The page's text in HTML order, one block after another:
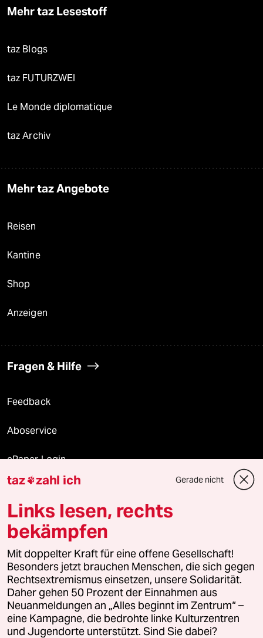
Mehr taz Lesestoff
taz Blogs
taz FUTURZWEI
Le Monde diplomatique
taz Archiv
Mehr taz Angebote
Reisen
Kantine
Shop
Anzeigen
Fragen & Hilfe
Feedback
Aboservice
ePaper Login
Downloads für Abonnierende
© 2026 taz Verlags und Vertriebs GmbH
Alle Rechte vorbehalten. Bei rechtlichen Fragen oder für Genehmigungen
wenden Sie sich bitte an lizenzen@taz.de
Feedback Redaktionsstatut Kommune-Richtlinien
Leitlinie Informant Datenschutz Impressum AGB
taz zahl ich Gerade nicht
Links lesen, rechts
bekämpfen
Mit doppelter Kraft für eine offene Gesellschaft!
Besonders jetzt brauchen Menschen, die sich gegen
Rechtsextremismus einsetzen, unsere Solidarität.
Daher gehen 50 Prozent der Einnahmen aus
Neuanmeldungen an „Alles beginnt im Zentrum“ –
eine Kampagne, die bedrohte linke Kulturzentren
und Jugendorte unterstützt. Sind Sie dabei?